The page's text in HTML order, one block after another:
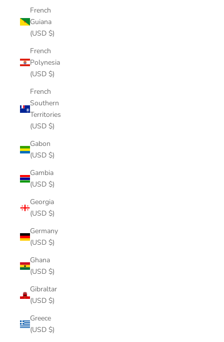
French
Guiana
(USD $)
French
Polynesia
(USD $)
French
Southern
Territories
(USD $)
Gabon
(USD $)
Gambia
(USD $)
Georgia
(USD $)
Germany
(USD $)
Ghana
(USD $)
Gibraltar
(USD $)
Greece
(USD $)